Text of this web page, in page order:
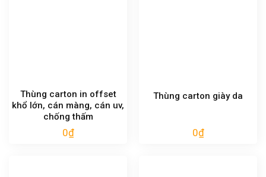
Thùng carton in offset
khổ lớn, cán màng, cán uv,
chống thấm
0₫
Thùng carton giày da
0₫